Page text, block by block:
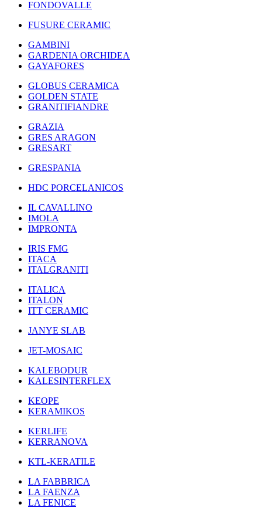
FONDOVALLE
FUSURE CERAMIC
GAMBINI
GARDENIA ORCHIDEA
GAYAFORES
GLOBUS CERAMICA
GOLDEN STATE
GRANITIFIANDRE
GRAZIA
GRES ARAGON
GRESART
GRESPANIA
HDC PORCELANICOS
IL CAVALLINO
IMOLA
IMPRONTA
IRIS FMG
ITACA
ITALGRANITI
ITALICA
ITALON
ITT CERAMIC
JANYE SLAB
JET-MOSAIC
KALEBODUR
KALESINTERFLEX
KEOPE
KERAMIKOS
KERLIFE
KERRANOVA
KTL-KERATILE
LA FABBRICA
LA FAENZA
LA FENICE